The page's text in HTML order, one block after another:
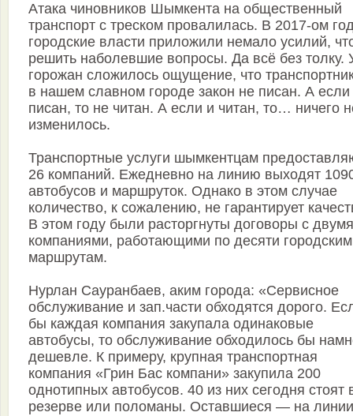
Атака чиновников Шымкента на общественный
транспорт с треском провалилась. В 2017-ом
городские власти приложили немало усилий,
решить наболевшие вопросы. Да всё без толку.
горожан сложилось ощущение, что
в нашем славном городе закон не писан. А если
писан, то не читан. А если и читан, то… ничего
изменилось.
Транспортные услуги шымкентцам
26 компаний. Ежедневно на линию выходят
автобусов и маршруток. Однако в этом случае
количество, к сожалению, не гарантирует
В этом году были расторгнуты договоры с двумя
компаниями, работающими по десяти городским
маршрутам.
Нурлан Сауранбаев, аким города: «Сервисное
обслуживание и зап.части обходятся дорого.
бы каждая компания закупала одинаковые
автобусы, то обслуживание обходилось бы
дешевле. К примеру, крупная транспортная
компания «Грин Бас компани» закупила 200
однотипных автобусов. 40 из них сегодня стоят
резерве или поломаны. Оставшиеся — на